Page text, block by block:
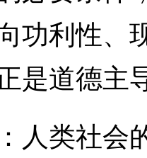
功利性、
是道德主
类社会